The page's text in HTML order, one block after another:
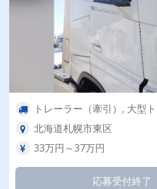
トレーラー（牽引）, 大型
北海道札幌市東区
33万円～37万円
応募受付終了